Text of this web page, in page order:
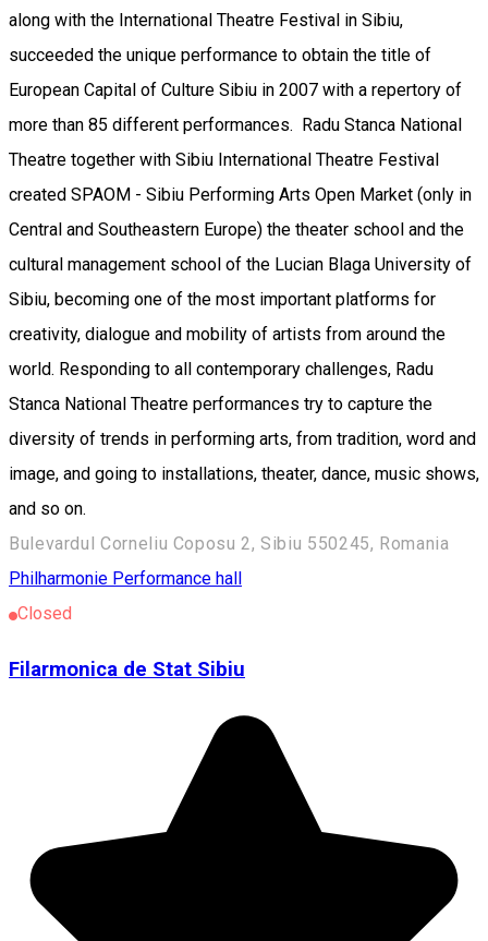
along with the International Theatre Festival in Sibiu,
succeeded the unique performance to obtain the title of
European Capital of Culture Sibiu in 2007 with a repertory of
more than 85 different performances. Radu Stanca National
Theatre together with Sibiu International Theatre Festival
created SPAOM - Sibiu Performing Arts Open Market (only in
Central and Southeastern Europe) the theater school and the
cultural management school of the Lucian Blaga University of
Sibiu, becoming one of the most important platforms for
creativity, dialogue and mobility of artists from around the
world. Responding to all contemporary challenges, Radu
Stanca National Theatre performances try to capture the
diversity of trends in performing arts, from tradition, word and
image, and going to installations, theater, dance, music shows,
and so on.
Bulevardul Corneliu Coposu 2, Sibiu 550245, Romania
Philharmonie Performance hall
Closed
Filarmonica de Stat Sibiu